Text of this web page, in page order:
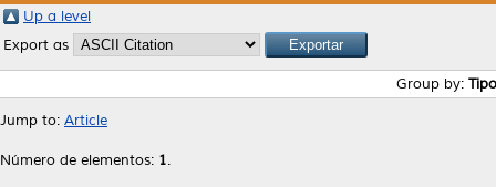
Up a level
Export as
Group by:
Jump to: Article
Número de elementos: 1.